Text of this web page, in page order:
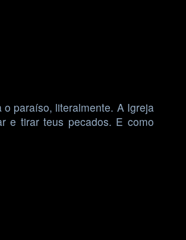
paraíso, literalmente. A Igreja
e tirar teus pecados. E como